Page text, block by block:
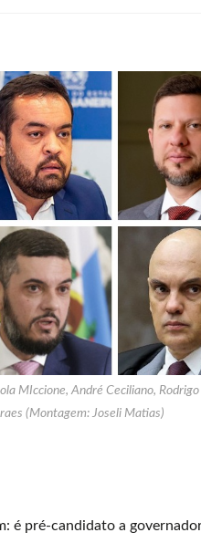
MIccione, André Ceciliano,
(Montagem: Joseli Matias)
é pré-candidato a